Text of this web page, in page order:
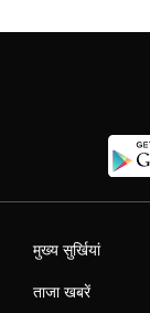
मुख्य सुर्खियां
ताजा खबरें